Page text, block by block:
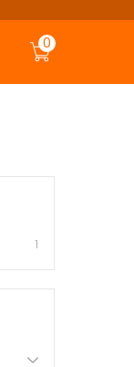
0
1